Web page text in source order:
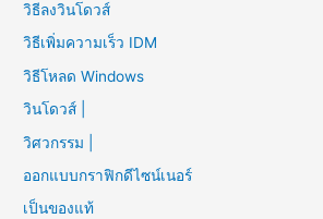
วิธีลงวินโดวส์
วิธีเพิ่มความเร็ว IDM
วิธีโหลด Windows
วินโดวส์ |
วิศวกรรม |
ออกแบบกราฟิกดีไซน์เนอร์
เป็นของแท้